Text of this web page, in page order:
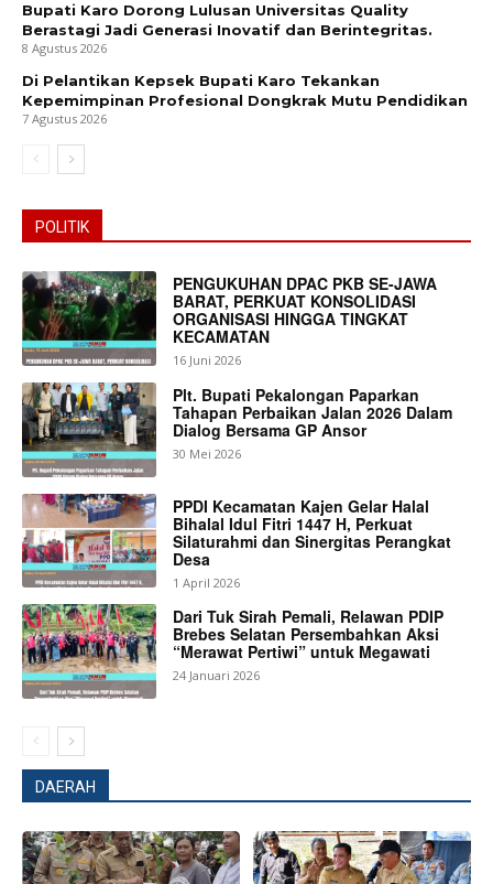
Bupati Karo Dorong Lulusan Universitas Quality
Berastagi Jadi Generasi Inovatif dan Berintegritas.
8 Agustus 2026
Di Pelantikan Kepsek Bupati Karo Tekankan
Kepemimpinan Profesional Dongkrak Mutu Pendidikan
7 Agustus 2026
POLITIK
PENGUKUHAN DPAC PKB SE-JAWA
BARAT, PERKUAT KONSOLIDASI
ORGANISASI HINGGA TINGKAT
KECAMATAN
16 Juni 2026
Plt. Bupati Pekalongan Paparkan
Tahapan Perbaikan Jalan 2026 Dalam
Dialog Bersama GP Ansor
30 Mei 2026
PPDI Kecamatan Kajen Gelar Halal
Bihalal Idul Fitri 1447 H, Perkuat
Silaturahmi dan Sinergitas Perangkat
Desa
1 April 2026
Dari Tuk Sirah Pemali, Relawan PDIP
Brebes Selatan Persembahkan Aksi
“Merawat Pertiwi” untuk Megawati
24 Januari 2026
DAERAH